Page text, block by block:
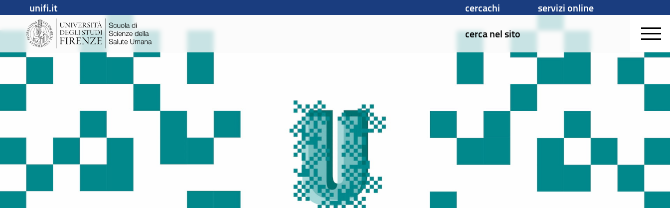
unifi.it cercachi
servizi online
cerca nel sito